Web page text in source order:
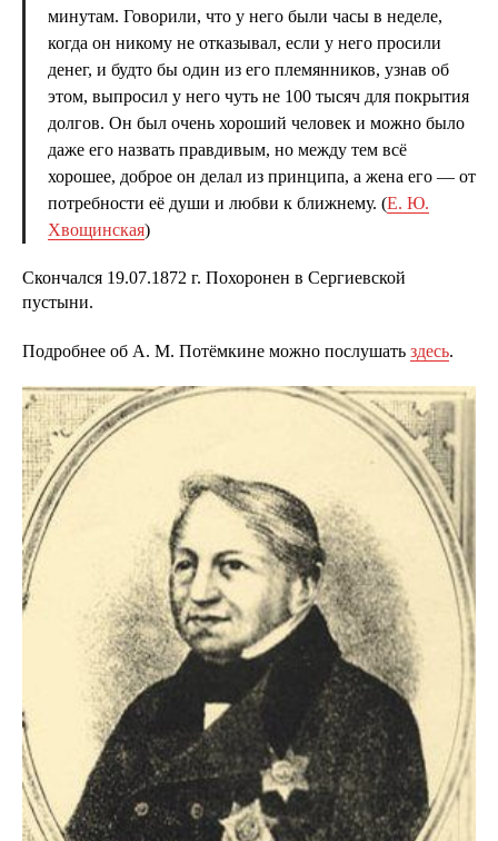
минутам. Говорили, что у него были часы в неделе,
когда он никому не отказывал, если у него просили
денег, и будто бы один из его племянников, узнав об
этом, выпросил у него чуть не 100 тысяч для покрытия
долгов. Он был очень хороший человек и можно было
даже его назвать правдивым, но между тем всё
хорошее, доброе он делал из принципа, а жена его — от
потребности её души и любви к ближнему. (Е. Ю.
Хвощинская)
Скончался 19.07.1872 г. Похоронен в Сергиевской
пустыни.
Подробнее об А. М. Потёмкине можно послушать здесь.